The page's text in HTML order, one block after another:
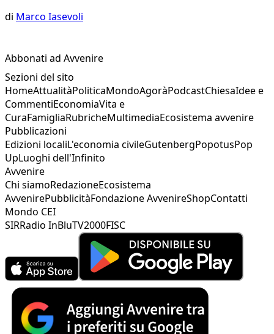
di Marco Iasevoli
Abbonati ad Avvenire
Sezioni del sito
HomeAttualitàPoliticaMondoAgoràPodcastChiesaIdee e
CommentiEconomiaVita e
CuraFamigliaRubricheMultimediaEcosistema avvenire
Pubblicazioni
Edizioni localiL'economia civileGutenbergPopotusPop
UpLuoghi dell'Infinito
Avvenire
Chi siamoRedazioneEcosistema
AvvenirePubblicitàFondazione AvvenireShopContatti
Mondo CEI
SIRRadio InBluTV2000FISC